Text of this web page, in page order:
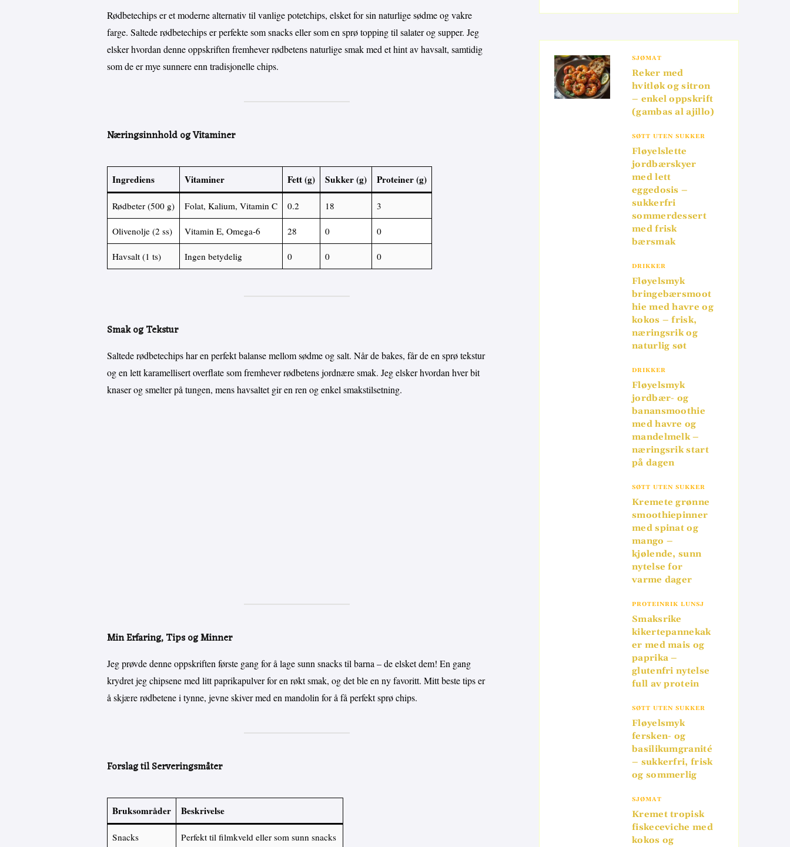
Rødbetechips er et moderne alternativ til vanlige potetchips, elsket for sin naturlige sødme og vakre
farge. Saltede rødbetechips er perfekte som snacks eller som en sprø topping til salater og supper. Jeg
elsker hvordan denne oppskriften fremhever rødbetens naturlige smak med et hint av havsalt, samtidig
som de er mye sunnere enn tradisjonelle chips.
Næringsinnhold og Vitaminer
Ingrediens Vitaminer Fett (g) Sukker (g) Proteiner (g)
Rødbeter (500 g) Folat, Kalium, Vitamin C 0.2 18 3
Olivenolje (2 ss) Vitamin E, Omega-6 28 0 0
Havsalt (1 ts) Ingen betydelig 0 0 0
Smak og Tekstur
Saltede rødbetechips har en perfekt balanse mellom sødme og salt. Når de bakes, får de en sprø tekstur
og en lett karamellisert overflate som fremhever rødbetens jordnære smak. Jeg elsker hvordan hver bit
knaser og smelter på tungen, mens havsaltet gir en ren og enkel smakstilsetning.
Min Erfaring, Tips og Minner
Jeg prøvde denne oppskriften første gang for å lage sunn snacks til barna – de elsket dem! En gang
krydret jeg chipsene med litt paprikapulver for en røkt smak, og det ble en ny favoritt. Mitt beste tips er
å skjære rødbetene i tynne, jevne skiver med en mandolin for å få perfekt sprø chips.
Forslag til Serveringsmåter
Bruksområder Beskrivelse
Snacks Perfekt til filmkveld eller som sunn snacks
SJØMAT
Reker med
hvitløk og sitron
– enkel oppskrift
(gambas al ajillo)
SØTT UTEN SUKKER
Fløyelslette
jordbærskyer
med lett
eggedosis –
sukkerfri
sommerdessert
med frisk
bærsmak
DRIKKER
Fløyelsmyk
bringebærsmoot
hie med havre og
kokos – frisk,
næringsrik og
naturlig søt
DRIKKER
Fløyelsmyk
jordbær- og
banansmoothie
med havre og
mandelmelk –
næringsrik start
på dagen
SØTT UTEN SUKKER
Kremete grønne
smoothiepinner
med spinat og
mango –
kjølende, sunn
nytelse for
varme dager
PROTEINRIK LUNSJ
Smaksrike
kikertepannekak
er med mais og
paprika –
glutenfri nytelse
full av protein
SØTT UTEN SUKKER
Fløyelsmyk
fersken- og
basilikumgranité
– sukkerfri, frisk
og sommerlig
SJØMAT
Kremet tropisk
fiskeceviche med
kokos og